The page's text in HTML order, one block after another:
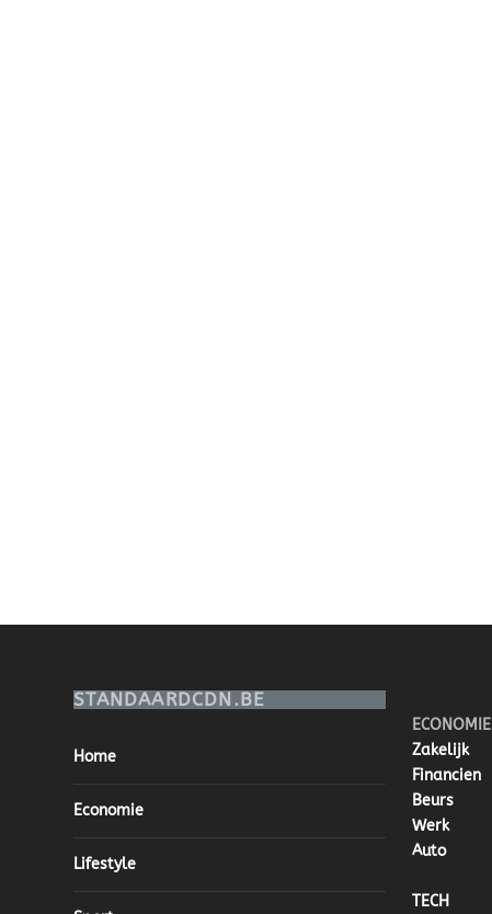
STANDAARDCDN.BE
Home
Economie
Lifestyle
ECONOMIE
Zakelijk
Financien
Beurs
Werk
Auto
TECH